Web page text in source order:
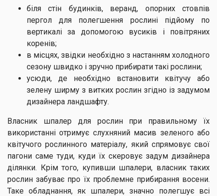
біля стін будинків, веранд, опорних стовпів
пергол для полегшення рослині підйому по
вертикалі за допомогою вусиків і повітряних
коренів;
в місцях, звідки необхідно з настанням холодного
сезону швидко і зручно прибирати такі рослини;
усюди, де необхідно встановити квітучу або
зелену ширму з витких рослин згідно із задумом
дизайнера ландшафту.
Власник шпалер для рослин при правильному їх
використанні отримує слухняний масив зеленого або
квітучого рослинного матеріалу, який спрямовує свої
пагони саме туди, куди їх скеровує задум дизайнера
ділянки. Крім того, купивши шпалери, власник таких
рослин забуває про їх проблемне прибирання восени.
Таке обладнання, як шпалери, значно полегшує всі